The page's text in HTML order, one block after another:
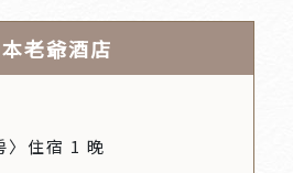
老爺酒店
〉住宿 1 晚